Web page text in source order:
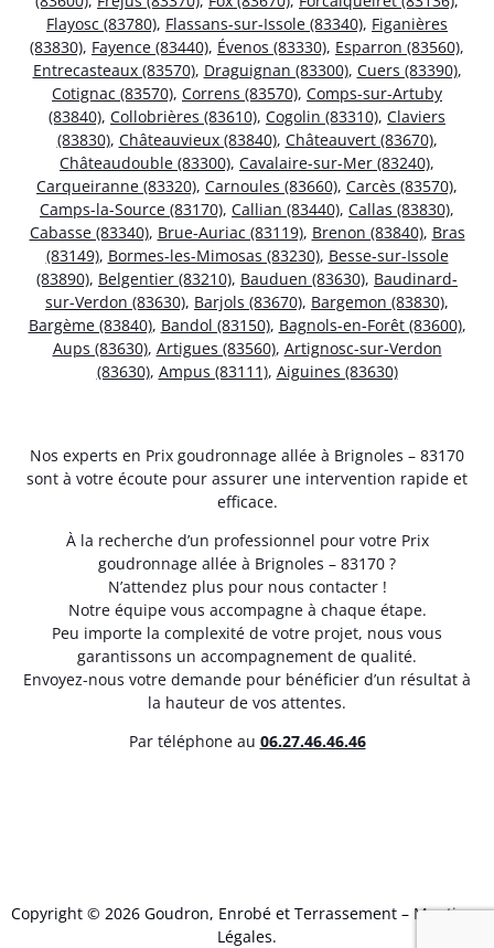
Flayosc (83780), Flassans-sur-Issole (83340), Figanières
(83830), Fayence (83440), Évenos (83330), Esparron (83560),
Entrecasteaux (83570), Draguignan (83300), Cuers (83390),
Cotignac (83570), Correns (83570), Comps-sur-Artuby
(83840), Collobrières (83610), Cogolin (83310), Claviers
(83830), Châteauvieux (83840), Châteauvert (83670),
Châteaudouble (83300), Cavalaire-sur-Mer (83240),
Carqueiranne (83320), Carnoules (83660), Carcès (83570),
Camps-la-Source (83170), Callian (83440), Callas (83830),
Cabasse (83340), Brue-Auriac (83119), Brenon (83840), Bras
(83149), Bormes-les-Mimosas (83230), Besse-sur-Issole
(83890), Belgentier (83210), Bauduen (83630), Baudinard-
sur-Verdon (83630), Barjols (83670), Bargemon (83830),
Bargème (83840), Bandol (83150), Bagnols-en-Forêt (83600),
Aups (83630), Artigues (83560), Artignosc-sur-Verdon
(83630), Ampus (83111), Aiguines (83630)
Nos experts en Prix goudronnage allée à Brignoles – 83170
sont à votre écoute pour assurer une intervention rapide et
efficace.
À la recherche d’un professionnel pour votre Prix
goudronnage allée à Brignoles – 83170 ?
N’attendez plus pour nous contacter !
Notre équipe vous accompagne à chaque étape.
Peu importe la complexité de votre projet, nous vous
garantissons un accompagnement de qualité.
Envoyez-nous votre demande pour bénéficier d’un résultat à
la hauteur de vos attentes.
Par téléphone au 06.27.46.46.46
Copyright © 2026 Goudron, Enrobé et Terrassement – Mentions
Légales.